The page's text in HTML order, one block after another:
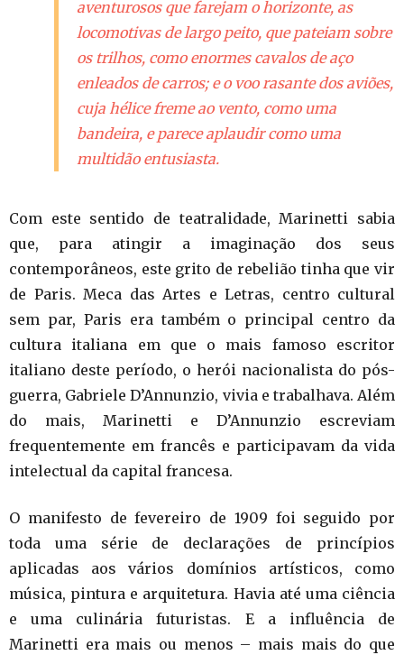
aventurosos que farejam o horizonte, as
locomotivas de largo peito, que pateiam sobre
os trilhos, como enormes cavalos de aço
enleados de carros; e o voo rasante dos aviões,
cuja hélice freme ao vento, como uma
bandeira, e parece aplaudir como uma
multidão entusiasta.
Com este sentido de teatralidade, Marinetti sabia
que, para atingir a imaginação dos seus
contemporâneos, este grito de rebelião tinha que vir
de Paris. Meca das Artes e Letras, centro cultural
sem par, Paris era também o principal centro da
cultura italiana em que o mais famoso escritor
italiano deste período, o herói nacionalista do pós-
guerra, Gabriele D’Annunzio, vivia e trabalhava. Além
do mais, Marinetti e D’Annunzio escreviam
frequentemente em francês e participavam da vida
intelectual da capital francesa.
O manifesto de fevereiro de 1909 foi seguido por
toda uma série de declarações de princípios
aplicadas aos vários domínios artísticos, como
música, pintura e arquitetura. Havia até uma ciência
e uma culinária futuristas. E a influência de
Marinetti era mais ou menos – mais mais do que